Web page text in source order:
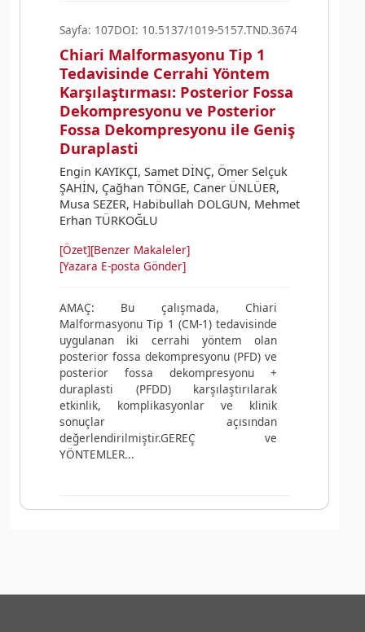
Sayfa: 107DOI: 10.5137/1019-5157.TND.3674
Chiari Malformasyonu Tip 1
Tedavisinde Cerrahi Yöntem
Karşılaştırması: Posterior Fossa
Dekompresyonu ve Posterior
Fossa Dekompresyonu ile Geniş
Duraplasti
Engin KAYIKÇI, Samet DİNÇ, Ömer Selçuk
ŞAHİN, Çağhan TÖNGE, Caner ÜNLÜER,
Musa SEZER, Habibullah DOLGUN, Mehmet
Erhan TÜRKOĞLU
[Özet][Benzer Makaleler]
[Yazara E-posta Gönder]
AMAÇ: Bu çalışmada, Chiari
Malformasyonu Tip 1 (CM-1) tedavisinde
uygulanan iki cerrahi yöntem olan
posterior fossa dekompresyonu (PFD) ve
posterior fossa dekompresyonu +
duraplasti (PFDD) karşılaştırılarak
etkinlik, komplikasyonlar ve klinik
sonuçlar açısından
değerlendirilmiştir.GEREÇ ve
YÖNTEMLER...